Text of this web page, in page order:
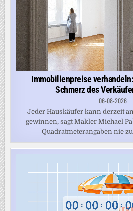
Immobilienpreise
Schmerz des
06-08-2026
Jeder Hauskäufer kann derzeit
gewinnen, sagt Makler Michael
Quadratmeterangaben nie